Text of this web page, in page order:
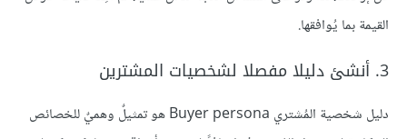
القيمة بما يُوافقها.
3. أنشئ دليلا مفصلا لشخصيات المشترين
دليل شخصية المُشتري Buyer persona هو تمثيلٌ وهميٌ للخصائص